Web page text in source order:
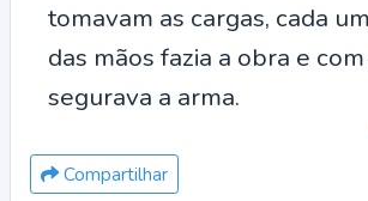
tomavam as cargas, cada
das mãos fazia a obra e
segurava a arma.
Compartilhar